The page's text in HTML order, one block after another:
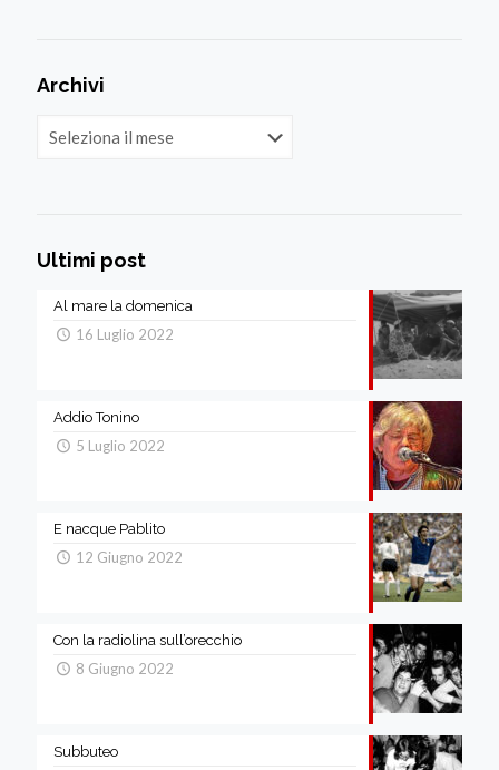
Archivi
Ultimi post
Al mare la domenica
16 Luglio 2022
Addio Tonino
5 Luglio 2022
E nacque Pablito
12 Giugno 2022
Con la radiolina sull’orecchio
8 Giugno 2022
Subbuteo